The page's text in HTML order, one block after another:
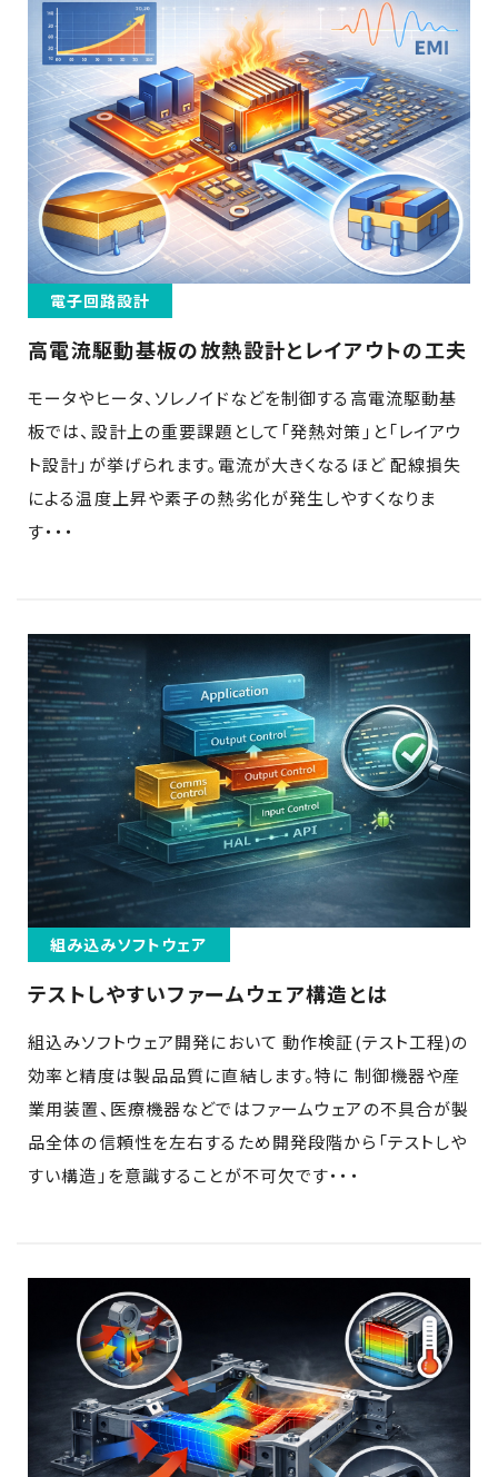
電子回路設計
高電流駆動基板の放熱設計とレイアウトの工夫
モータやヒータ、ソレノイドなどを制御する高電流駆動基
板では、設計上の重要課題として「発熱対策」と「レイアウ
ト設計」が挙げられます。電流が大きくなるほど 配線損失
による温度上昇や素子の熱劣化が発生しやすくなりま
す・・・
組み込みソフトウェア
テストしやすいファームウェア構造とは
組込みソフトウェア開発において 動作検証(テスト工程)の
効率と精度は製品品質に直結します。特に 制御機器や産
業用装置、医療機器などではファームウェアの不具合が製
品全体の信頼性を左右するため開発段階から「テストしや
すい構造」を意識することが不可欠です・・・